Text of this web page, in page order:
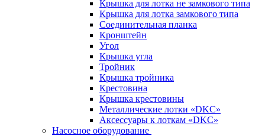
Крышка для лотка не замкового типа
Крышка для лотка замкового типа
Соединительная планка
Кронштейн
Угол
Крышка угла
Тройник
Крышка тройника
Крестовина
Крышка крестовины
Металлические лотки «DKC»
Аксессуары к лоткам «DKC»
Насосное оборудование